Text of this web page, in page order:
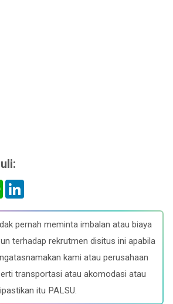
W
t
s
A
p
k
e
d
I
pernah meminta imbalan atau biaya
terhadap rekrutmen disitus ini apabila
kami atau perusahaan
transportasi atau akomodasi atau
itu PALSU.